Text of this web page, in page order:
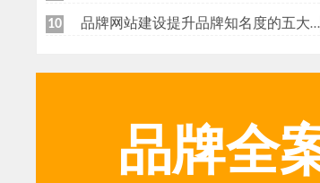
10 品牌网站建设提升品牌知名度的五大原则
品牌全